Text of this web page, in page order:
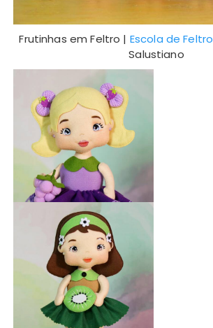
Frutinhas em Feltro | Escola de Feltro
Salustiano